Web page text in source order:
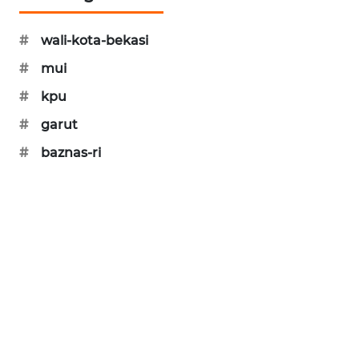
#
wali-kota-bekasi
#
mui
#
kpu
#
garut
#
baznas-ri
ASA